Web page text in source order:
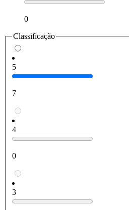
0
Classificação
5
7
4
0
3